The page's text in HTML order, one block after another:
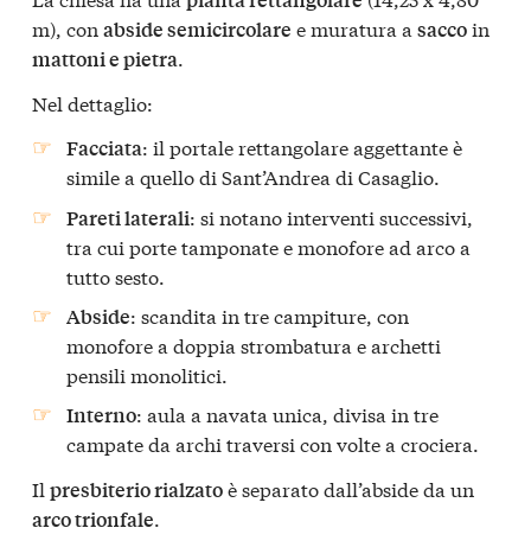
m), con abside semicircolare e muratura a saccoin
mattoni e pietra.
Nel dettaglio:
Facciata: il portale rettangolare aggettante è
simile a quello di Sant’Andrea di Casaglio.
Pareti laterali: si notano interventi successivi,
tra cui porte tamponate e monofore ad arco a
tutto sesto.
Abside: scandita in tre campiture, con
monofore a doppia strombatura e archetti
pensili monolitici.
Interno: aula a navata unica, divisa in tre
campate da archi traversi con volte a crociera.
Il presbiterio rialzatoè separato dall’abside da un
arco trionfale.